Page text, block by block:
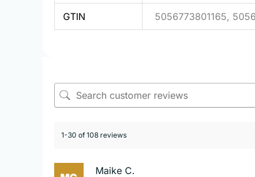
GTIN 5056773801165,
1-30 of 108 reviews
Maike C.